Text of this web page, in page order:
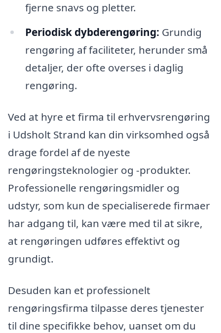
fjerne snavs og pletter.
Periodisk dybderengøring: Grundig
rengøring af faciliteter, herunder små
detaljer, der ofte overses i daglig
rengøring.
Ved at hyre et firma til erhvervsrengøring
i Udsholt Strand kan din virksomhed også
drage fordel af de nyeste
rengøringsteknologier og -produkter.
Professionelle rengøringsmidler og
udstyr, som kun de specialiserede firmaer
har adgang til, kan være med til at sikre,
at rengøringen udføres effektivt og
grundigt.
Desuden kan et professionelt
rengøringsfirma tilpasse deres tjenester
til dine specifikke behov, uanset om du